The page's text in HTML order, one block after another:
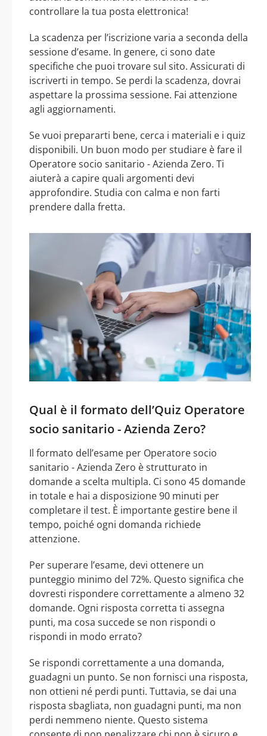
controllare la tua posta elettronica!
La scadenza per l’iscrizione varia a seconda della
sessione d’esame. In genere, ci sono date
specifiche che puoi trovare sul sito. Assicurati di
iscriverti in tempo. Se perdi la scadenza, dovrai
aspettare la prossima sessione. Fai attenzione
agli aggiornamenti.
Se vuoi prepararti bene, cerca i materiali e i quiz
disponibili. Un buon modo per studiare è fare il
Operatore socio sanitario - Azienda Zero. Ti
aiuterà a capire quali argomenti devi
approfondire. Studia con calma e non farti
prendere dalla fretta.
Qual è il formato dell’Quiz Operatore
socio sanitario - Azienda Zero?
Il formato dell’esame per Operatore socio
sanitario - Azienda Zero è strutturato in
domande a scelta multipla. Ci sono 45 domande
in totale e hai a disposizione 90 minuti per
completare il test. È importante gestire bene il
tempo, poiché ogni domanda richiede
attenzione.
Per superare l’esame, devi ottenere un
punteggio minimo del 72%. Questo significa che
dovresti rispondere correttamente a almeno 32
domande. Ogni risposta corretta ti assegna
punti, ma cosa succede se non rispondi o
rispondi in modo errato?
Se rispondi correttamente a una domanda,
guadagni un punto. Se non fornisci una risposta,
non ottieni né perdi punti. Tuttavia, se dai una
risposta sbagliata, non guadagni punti, ma non
perdi nemmeno niente. Questo sistema